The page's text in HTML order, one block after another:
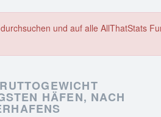
und auf alle AllThatStats
HÄFEN, NACH